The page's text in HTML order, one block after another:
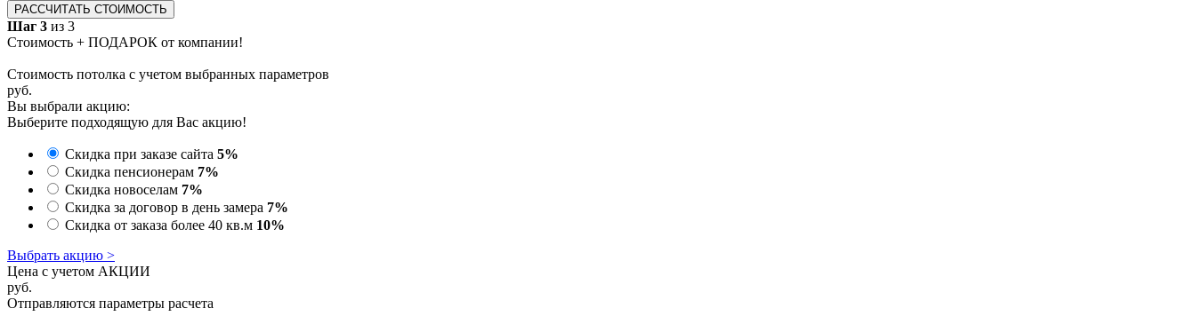
РАССЧИТАТЬ СТОИМОСТЬ
Шаг 3 из 3
Стоимость + ПОДАРОК от компании!
Стоимость потолка с учетом выбранных параметров
руб.
Вы выбрали акцию:
Выберите подходящую для Вас акцию!
Скидка при заказе сайта 5%
Скидка пенсионерам 7%
Скидка новоселам 7%
Скидка за договор в день замера 7%
Скидка от заказа более 40 кв.м 10%
Выбрать акцию >
Цена с учетом АКЦИИ
руб.
Отправляются параметры расчета